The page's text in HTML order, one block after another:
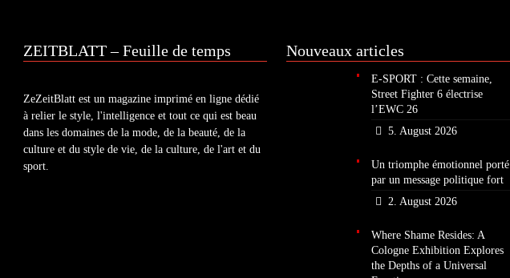
ZEITBLATT – Feuille de temps
ZeZeitBlatt est un magazine imprimé en ligne dédié
à relier le style, l'intelligence et tout ce qui est beau
dans les domaines de la mode, de la beauté, de la
culture et du style de vie, de la culture, de l'art et du
sport.
Nouveaux articles
E-SPORT : Cette semaine,
Street Fighter 6 électrise
l’EWC 26
5. August 2026
Un triomphe émotionnel porté
par un message politique fort
2. August 2026
Where Shame Resides: A
Cologne Exhibition Explores
the Depths of a Universal